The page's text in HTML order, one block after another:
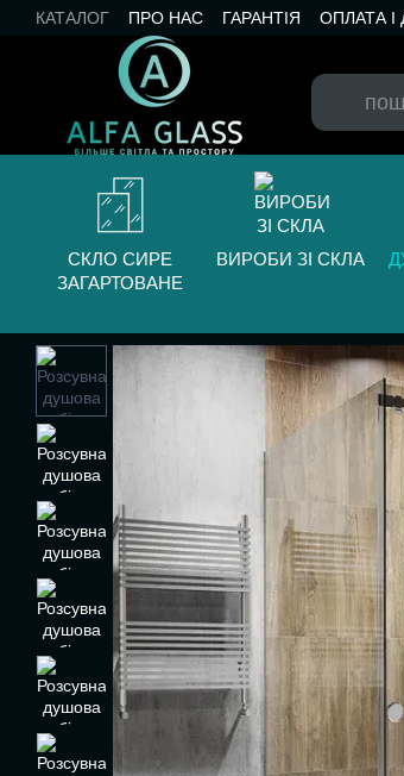
Перейти до основного контенту
КАТАЛОГ ПРО НАС ГАРАНТІЯ ОПЛАТА І
СКЛО СИРЕ
ЗАГАРТОВАНЕ
ВИРОБИ ЗІ СКЛА